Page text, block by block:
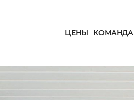
ЦЕНЫ КОМАНДА